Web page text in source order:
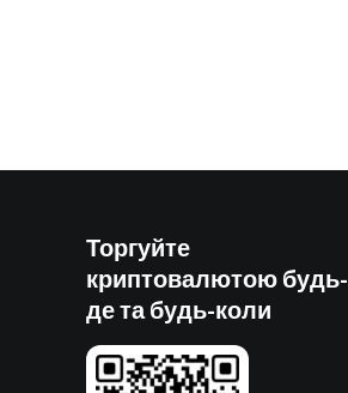
Торгуйте
криптовалютою будь-
де та будь-коли